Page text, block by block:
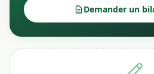
Demander un